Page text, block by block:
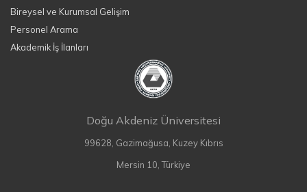
Bireysel ve Kurumsal Gelişim
Personel Arama
Akademik İş İlanları
Doğu Akdeniz Üniversitesi
99628, Gazimağusa, Kuzey Kıbrıs
Mersin 10, Türkiye